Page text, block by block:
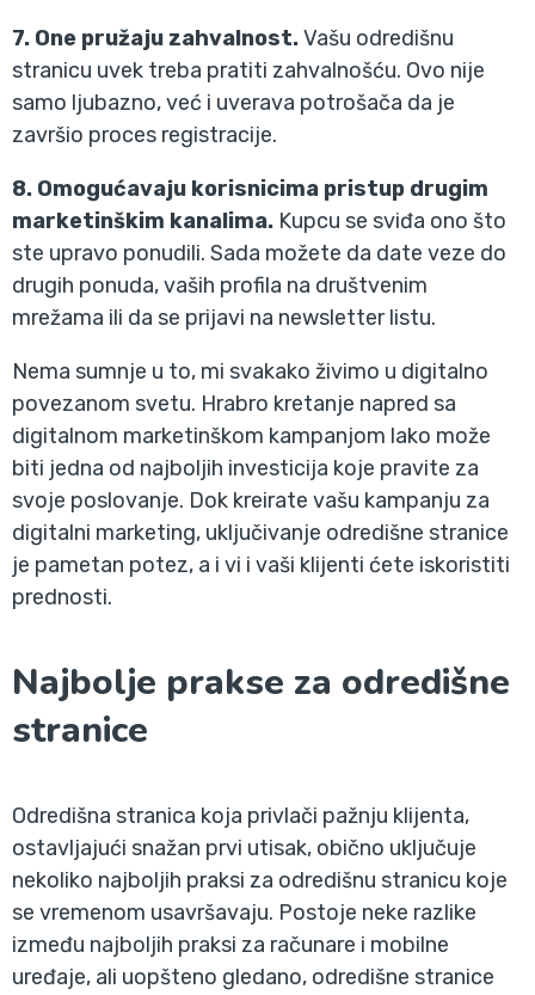
7. One pružaju zahvalnost.Vašu odredišnu
stranicu uvek treba pratiti zahvalnošću. Ovo nije
samo ljubazno, već i uverava potrošača da je
završio proces registracije.
8. Omogućavaju korisnicima pristup drugim
marketinškim kanalima. Kupcu se sviđa ono što
ste upravo ponudili. Sada možete da date veze do
drugih ponuda, vaših profila na društvenim
mrežama ili da se prijavi na newsletter listu.
Nema sumnje u to, mi svakako živimo u digitalno
povezanom svetu. Hrabro kretanje napred sa
digitalnom marketinškom kampanjom lako može
biti jedna od najboljih investicija koje pravite za
svoje poslovanje. Dok kreirate vašu kampanju za
digitalni marketing, uključivanje odredišne stranice
je pametan potez, a i vi i vaši klijenti ćete iskoristiti
prednosti.
Najbolje prakse za odredišne
stranice
Odredišna stranica koja privlači pažnju klijenta,
ostavljajući snažan prvi utisak, obično uključuje
nekoliko najboljih praksi za odredišnu stranicu koje
se vremenom usavršavaju. Postoje neke razlike
između najboljih praksi za računare i mobilne
uređaje, ali uopšteno gledano, odredišne stranice